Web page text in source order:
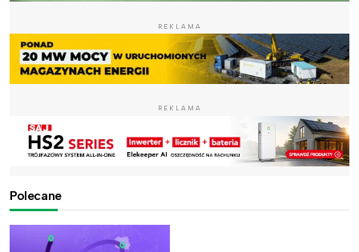
REKLAMA
REKLAMA
Polecane